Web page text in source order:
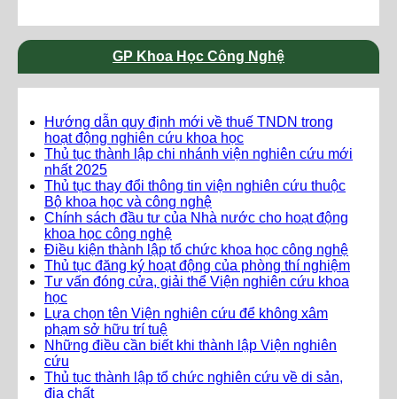
GP Khoa Học Công Nghệ
Hướng dẫn quy định mới về thuế TNDN trong
hoạt động nghiên cứu khoa học
Thủ tục thành lập chi nhánh viện nghiên cứu mới
nhất 2025
Thủ tục thay đổi thông tin viện nghiên cứu thuộc
Bộ khoa học và công nghệ
Chính sách đầu tư của Nhà nước cho hoạt động
khoa học công nghệ
Điều kiện thành lập tổ chức khoa học công nghệ
Thủ tục đăng ký hoạt động của phòng thí nghiệm
Tư vấn đóng cửa, giải thể Viện nghiên cứu khoa
học
Lựa chọn tên Viện nghiên cứu để không xâm
phạm sở hữu trí tuệ
Những điều cần biết khi thành lập Viện nghiên
cứu
Thủ tục thành lập tổ chức nghiên cứu về di sản,
địa chất